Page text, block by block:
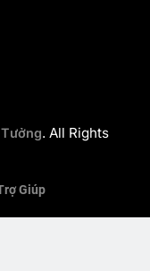
. All Rights
Giúp